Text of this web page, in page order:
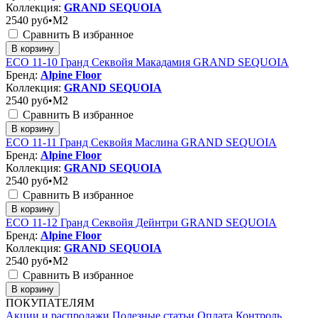
Коллекция: GRAND SEQUOIA
2540 руб•M2
Сравнить В избранное
В корзину
ЕСО 11-10 Гранд Секвойя Макадамия GRAND SEQUOIA
Бренд: Alpine Floor
Коллекция: GRAND SEQUOIA
2540 руб•M2
Сравнить В избранное
В корзину
ЕСО 11-11 Гранд Секвойя Маслина GRAND SEQUOIA
Бренд: Alpine Floor
Коллекция: GRAND SEQUOIA
2540 руб•M2
Сравнить В избранное
В корзину
ЕСО 11-12 Гранд Секвойя Дейнтри GRAND SEQUOIA
Бренд: Alpine Floor
Коллекция: GRAND SEQUOIA
2540 руб•M2
Сравнить В избранное
В корзину
ПОКУПАТЕЛЯМ
Акции и распродажи Полезные статьи Оплата Контроль